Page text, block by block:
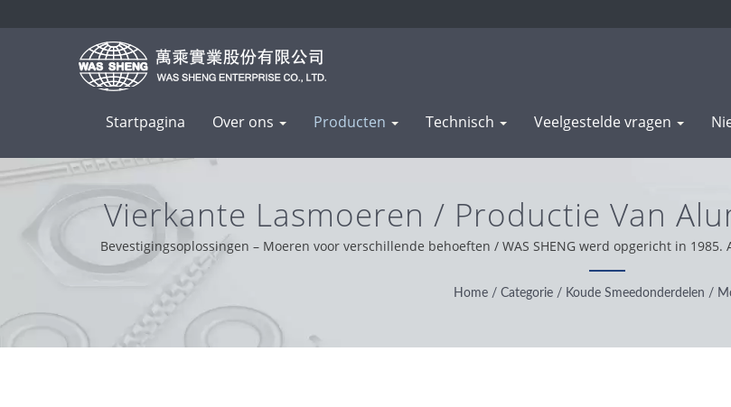
Startpagina Over ons Producten Technisch Veelgestelde vragen
Vierkante Lasmoeren / Productie Van
Bewerkingsonderdelen |
Bevestigingsoplossingen – Moeren voor verschillende behoeften / WAS SHENG werd opgericht in
handig en probleemoplossend. Op basis van onze klantenondersteuning wereldwijd, werken we met
beste service en product.
Home / Categorie / Koude Smeedonderdelen /